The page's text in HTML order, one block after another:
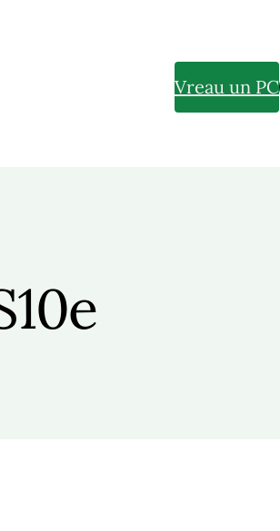
Vreau un PC